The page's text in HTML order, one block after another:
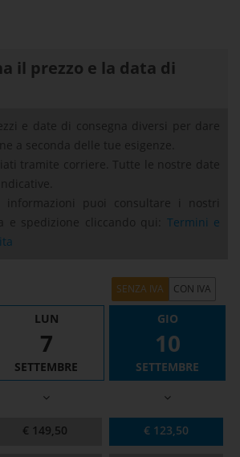
il prezzo e la data di
e date di consegna diversi per dare
a seconda delle tue esigenze.
tramite corriere. Tutte le nostre date
puoi consultare i nostri
e spedizione cliccando qui: Termini e
LUN
7
SETTEMBRE
GIO
10
SETTEMBRE
€ 149,50 € 123,50